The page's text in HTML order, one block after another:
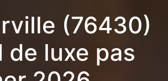
(76430)
de luxe pas